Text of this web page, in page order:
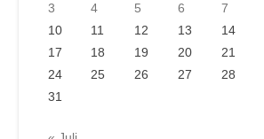
3
4 5 6 7
10
11 12 13 14
17
18 19 20 21
24
25 26 27 28
31